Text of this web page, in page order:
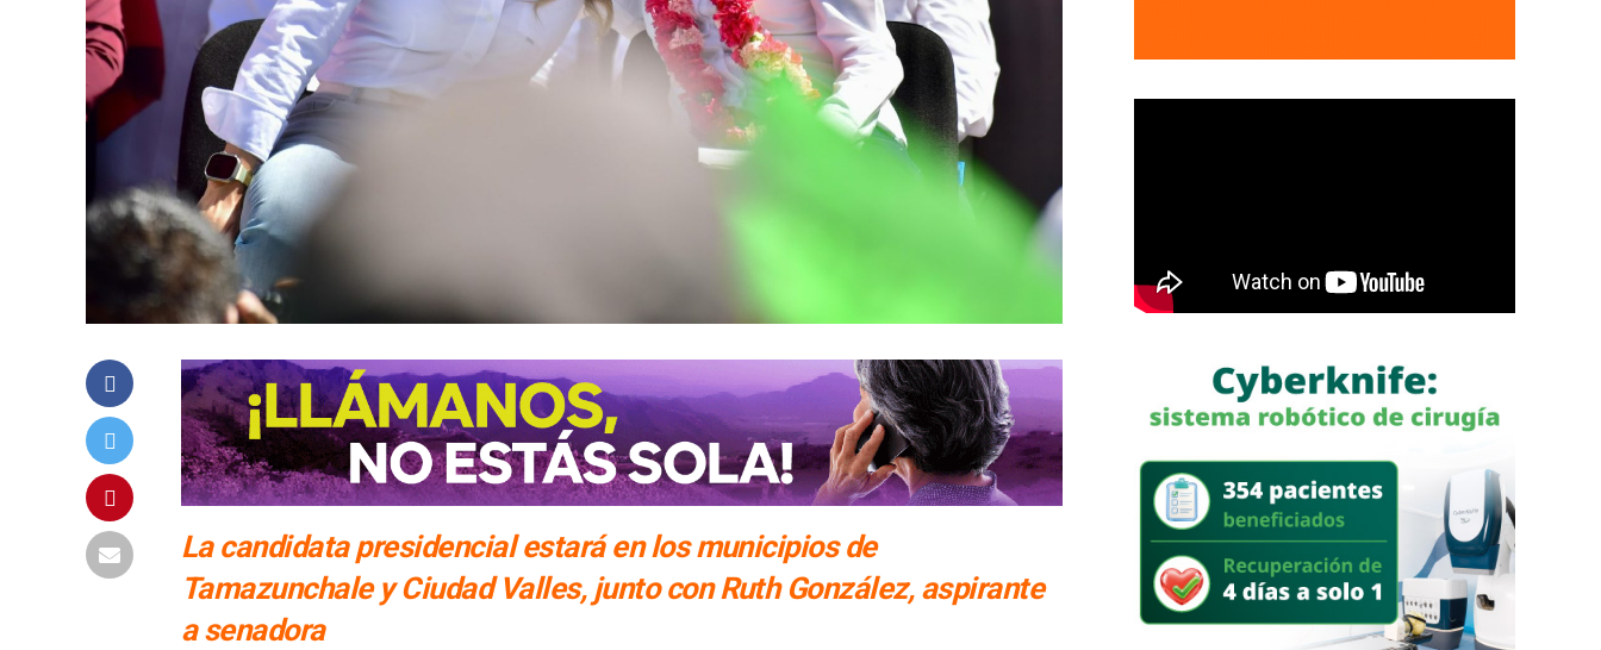
La candidata presidencial estará en los municipios de
Tamazunchale y Ciudad Valles, junto con Ruth González, aspirante
a senadora